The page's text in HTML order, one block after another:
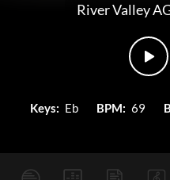
River Valley
Keys: Eb BPM: 69